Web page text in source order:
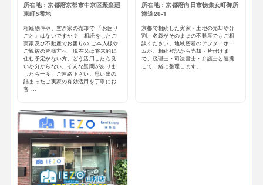
所在地：京都府京都市中京区聚楽廻
東町5番地
相続物件や、空き家の売却で 『お困り
ごと』はないですか？ 相続をしたご
実家及び不動産でお困りの ご本人様や
ご親族の皆様方へ 現在又は将来的に
住む予定がない方、どう活用したら良
いか分からない。そんな疑問がありま
したら一度、ご連絡下さい。思い出の
詰まったご実家の有効活用を丁寧にお
客 ...
所在地：京都府向日市物集女町御所
海道28-1
京都で相続した実家・土地の売却や分
割、名義がそのままの不動産でもご相
談ください。地域密着のアフターホー
ムが、相続登記から売却・片付けま
で、税理士・司法書士・弁護士と連携
して一緒に整理します。